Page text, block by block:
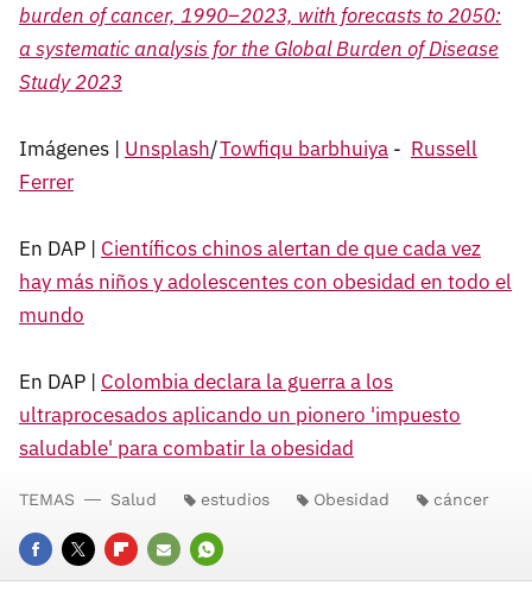
burden ofcancer, 1990–2023, with forecasts to 2050:
a systematicanalysis for the Global Burden of Disease
Study 2023
Imágenes | Unsplash/Towfiqu barbhuiya - Russell
Ferrer
En DAP | Científicos chinos alertan de que cada vez
hay más niños y adolescentes con obesidad en todo el
mundo
En DAP | Colombia declara la guerra a los
ultraprocesados aplicando un pionero 'impuesto
saludable' para combatir la obesidad
FACEBOOK
TWITTERFLIPBOARD
E-
WHATSAPP
TEMAS Salud estudios Obesidad cáncer